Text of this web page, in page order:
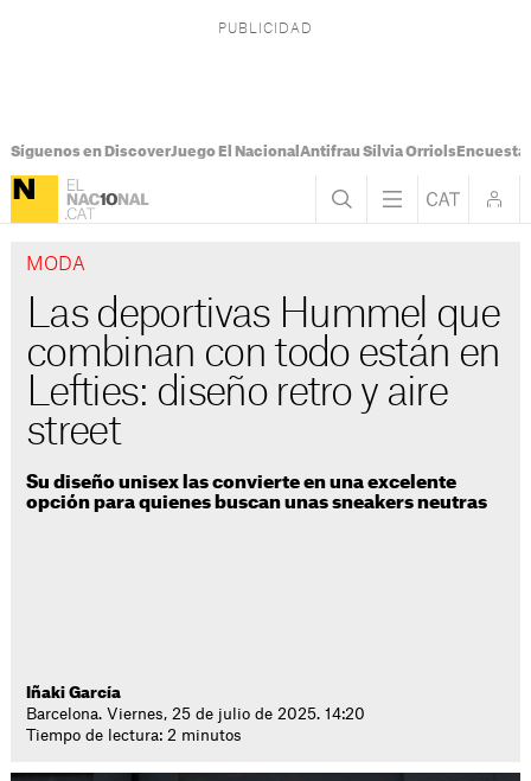
Síguenos en DiscoverJuego El Nacional Antifrau Sílvia OrriolsEncuesta
MODA
Las deportivas Hummel que
combinan con todo están en
Lefties: diseño retro y aire
street
Su diseño unisex las convierte en una excelente
opción para quienes buscan unas sneakers neutras
Iñaki García
Barcelona. Viernes, 25 de julio de 2025. 14:20
Tiempo de lectura: 2 minutos